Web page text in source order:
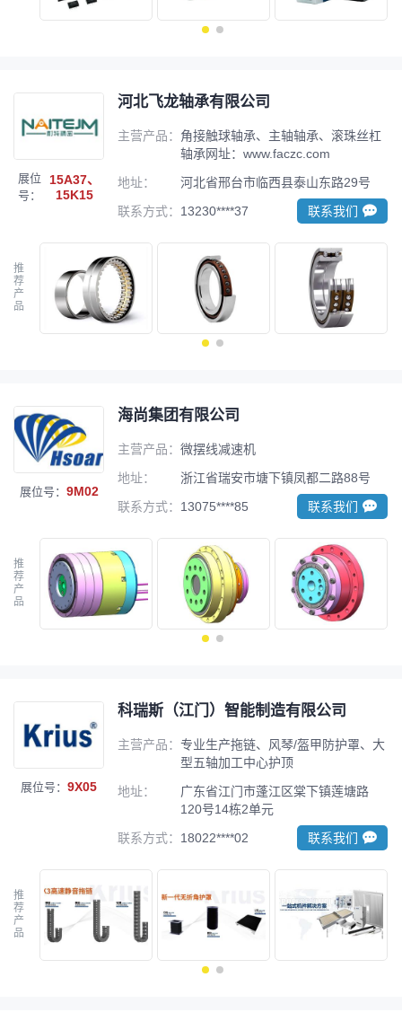
展位
号：
15A37、
15K15
河北飞龙轴承有限公司
主营产品： 角接触球轴承、主轴轴承、滚珠丝杠
轴承网址：www.faczc.com
地址：
河北省邢台市临西县泰山东路29号
联系方式： 13230****37 联系我们
推
荐
产
品
展位号： 9M02
海尚集团有限公司
主营产品：微摆线减速机
地址：
浙江省瑞安市塘下镇凤都二路88号
联系方式： 13075****85 联系我们
推
荐
产
品
展位号：9X05
科瑞斯（江门）智能制造有限公司
主营产品：专业生产拖链、风琴/盔甲防护罩、大
型五轴加工中心护顶
地址：
广东省江门市蓬江区棠下镇莲塘路
120号14栋2单元
联系方式： 18022****02 联系我们
推
荐
产
品